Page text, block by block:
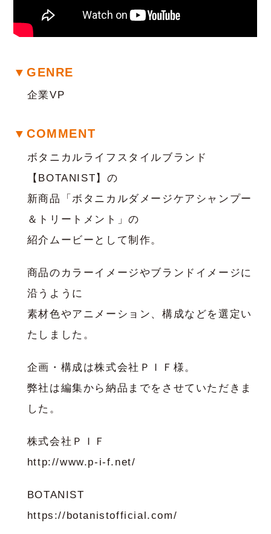
▼GENRE
企業VP
▼COMMENT
ボタニカルライフスタイルブランド
【BOTANIST】の
新商品「ボタニカルダメージケアシャンプー
＆トリートメント」の
紹介ムービーとして制作。
商品のカラーイメージやブランドイメージに
沿うように
素材色やアニメーション、構成などを選定い
たしました。
企画・構成は株式会社ＰＩＦ様。
弊社は編集から納品までをさせていただきま
した。
株式会社ＰＩＦ
http://www.p-i-f.net/
BOTANIST
https://botanistofficial.com/